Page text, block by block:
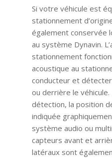
Si votre véhicule est
stationnement
également conservée
au système Dynavin.
stationnement
acoustique au
conducteur et
ou derrière le véhicule.
détection, la position
indiquée
système audio ou
capteurs avant et
latéraux sont